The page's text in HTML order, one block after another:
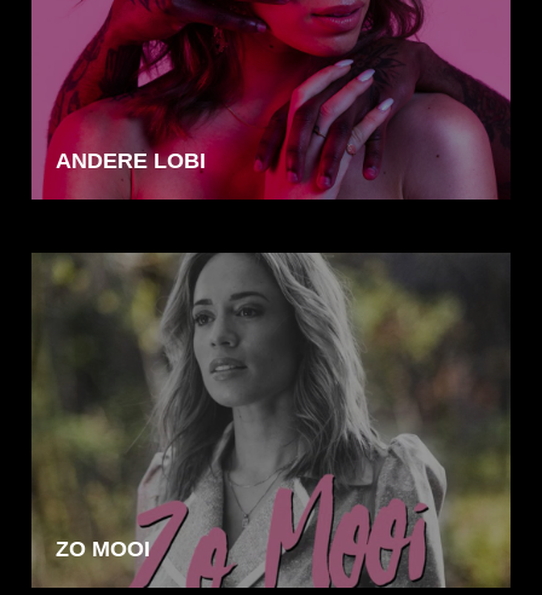
ANDERE LOBI
ZO MOOI